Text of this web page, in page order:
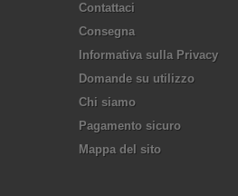
Contattaci
Consegna
Informativa sulla Privacy
Domande su utilizzo
Chi siamo
Pagamento sicuro
Mappa del sito